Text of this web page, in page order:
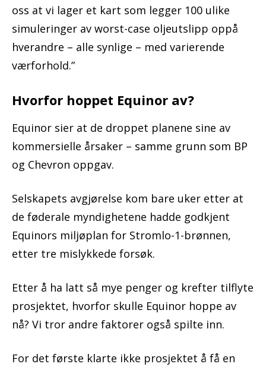
oss at vi lager et kart som legger 100 ulike
simuleringer av worst-case oljeutslipp oppå
hverandre – alle synlige – med varierende
værforhold.”
Hvorfor hoppet Equinor av?
Equinor sier at de droppet planene sine av
kommersielle årsaker – samme grunn som BP
og Chevron oppgav.
Selskapets avgjørelse kom bare uker etter at
de føderale myndighetene hadde godkjent
Equinors miljøplan for Stromlo-1-brønnen,
etter tre mislykkede forsøk.
Etter å ha latt så mye penger og krefter tilflyte
prosjektet, hvorfor skulle Equinor hoppe av
nå? Vi tror andre faktorer også spilte inn.
For det første klarte ikke prosjektet å få en